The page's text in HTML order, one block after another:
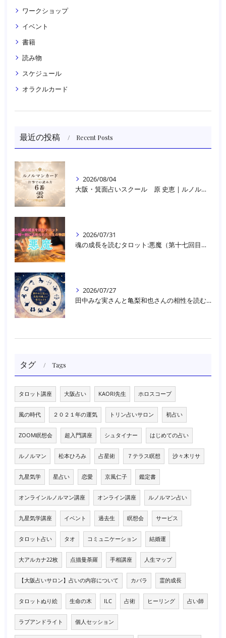
ワークショップ
イベント
書籍
読み物
スケジュール
オラクルカード
最近の投稿 Recent Posts
2026/08/04
大阪・箕面占いスクール 原 史恵 | ルノルマンカード読み方のコツ「雲」 仕事をテーマに占った場合
2026/07/31
魂の成長を読むタロット:悪魔（第十七回目）｜大阪・箕面占いスクールラブアンドライト
2026/07/27
田中みな実さんと亀梨和也さんの相性を読む｜大阪・箕面占いスクールラブアンドライト
タグ Tags
タロット講座 大阪占い KAORI先生 ホロスコープ
風の時代 ２０２１年の運気 トリン占いサロン 初占い
ZOOM瞑想会 超入門講座 シュタイナー はじめての占い
ルノルマン 松本ひろみ 占星術 ７テラス瞑想 沙々木リサ
九星気学 星占い 恋愛 京風仁子 鑑定書
オンラインルノルマン講座 オンライン講座 ルノルマン占い
九星気学講座 イベント 過去生 瞑想会 サービス
タロット占い タオ コミュニケーション 結婚運
大アルカナ22枚 点描曼荼羅 手相講座 人生マップ
【大阪占いサロン】占いの内容について カバラ 霊的成長
タロットぬり絵 生命の木 ILC 占術 ヒーリング 占い師
ラブアンドライト 個人セッション